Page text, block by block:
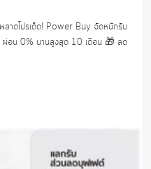
าดโปรเด็ด! Power Buy จัดหนักรับ
อน 0% นานสูงสุด 10 เดือน 🎁 ลด